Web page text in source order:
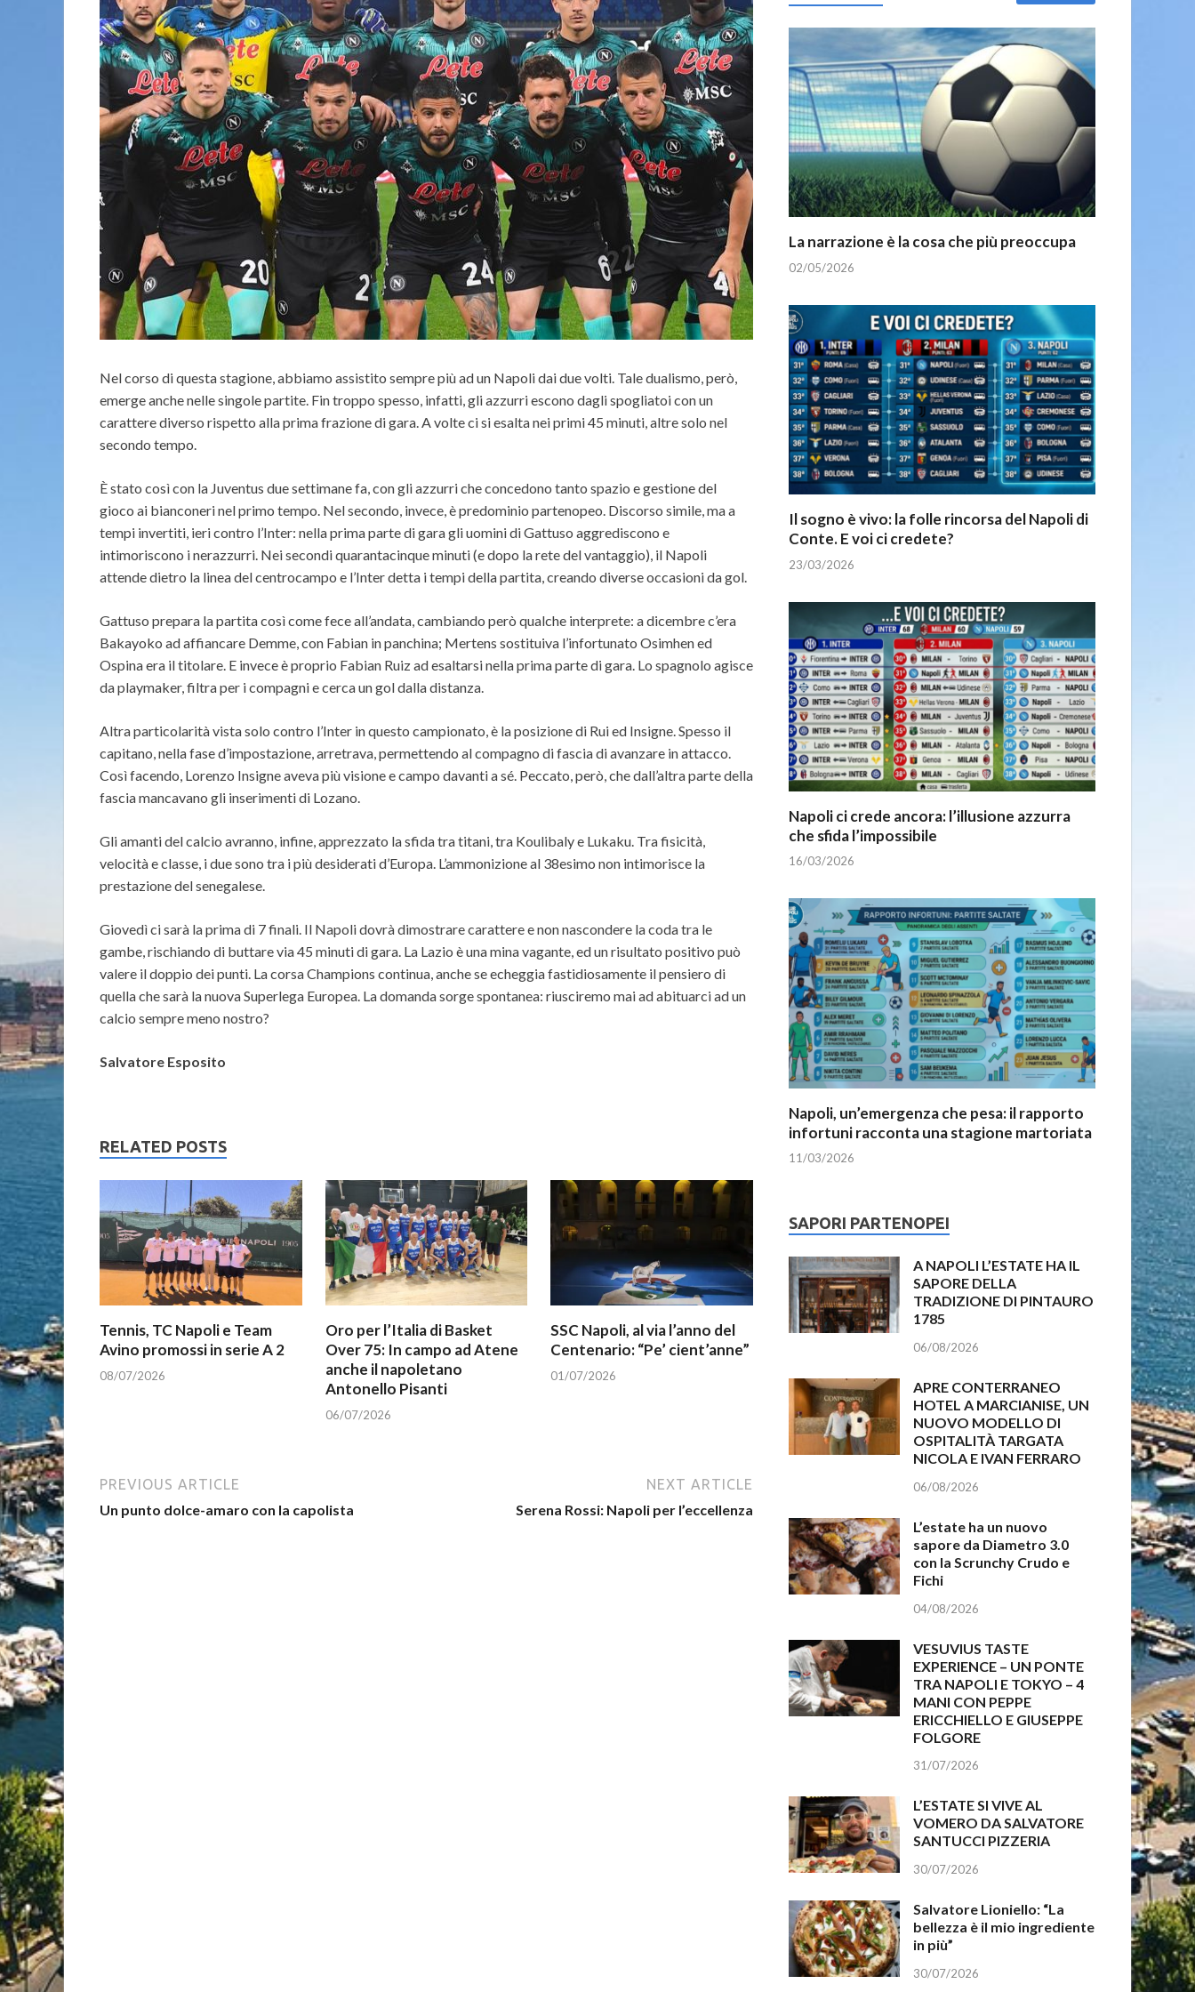
Nel corso di questa stagione, abbiamo assistito sempre più ad un Napoli dai due volti. Tale dualismo, però,
emerge anche nelle singole partite. Fin troppo spesso, infatti, gli azzurri escono dagli spogliatoi con un
carattere diverso rispetto alla prima frazione di gara. A volte ci si esalta nei primi 45 minuti, altre solo nel
secondo tempo.
È stato così con la Juventus due settimane fa, con gli azzurri che concedono tanto spazio e gestione del
gioco ai bianconeri nel primo tempo. Nel secondo, invece, è predominio partenopeo. Discorso simile, ma a
tempi invertiti, ieri contro l’Inter: nella prima parte di gara gli uomini di Gattuso aggrediscono e
intimoriscono i nerazzurri. Nei secondi quarantacinque minuti (e dopo la rete del vantaggio), il Napoli
attende dietro la linea del centrocampo e l’Inter detta i tempi della partita, creando diverse occasioni da gol.
Gattuso prepara la partita così come fece all’andata, cambiando però qualche interprete: a dicembre c’era
Bakayoko ad affiancare Demme, con Fabian in panchina; Mertens sostituiva l’infortunato Osimhen ed
Ospina era il titolare. E invece è proprio Fabian Ruiz ad esaltarsi nella prima parte di gara. Lo spagnolo agisce
da playmaker, filtra per i compagni e cerca un gol dalla distanza.
Altra particolarità vista solo contro l’Inter in questo campionato, è la posizione di Rui ed Insigne. Spesso il
capitano, nella fase d’impostazione, arretrava, permettendo al compagno di fascia di avanzare in attacco.
Così facendo, Lorenzo Insigne aveva più visione e campo davanti a sé. Peccato, però, che dall’altra parte della
fascia mancavano gli inserimenti di Lozano.
Gli amanti del calcio avranno, infine, apprezzato la sfida tra titani, tra Koulibaly e Lukaku. Tra fisicità,
velocità e classe, i due sono tra i più desiderati d’Europa. L’ammonizione al 38esimo non intimorisce la
prestazione del senegalese.
Giovedì ci sarà la prima di 7 finali. Il Napoli dovrà dimostrare carattere e non nascondere la coda tra le
gambe, rischiando di buttare via 45 minuti di gara. La Lazio è una mina vagante, ed un risultato positivo può
valere il doppio dei punti. La corsa Champions continua, anche se echeggia fastidiosamente il pensiero di
quella che sarà la nuova Superlega Europea. La domanda sorge spontanea: riusciremo mai ad abituarci ad un
calcio sempre meno nostro?
Salvatore Esposito
RELATED POSTS
Tennis, TC Napoli e Team
Avino promossi in serie A 2
08/07/2026
Oro per l’Italia di Basket
Over 75: In campo ad Atene
anche il napoletano
Antonello Pisanti
06/07/2026
SSC Napoli, al via l’anno del
Centenario: “Pe’ cient’anne”
01/07/2026
PREVIOUS ARTICLE
Un punto dolce-amaro con la capolista
NEXT ARTICLE
Serena Rossi: Napoli per l’eccellenza
La narrazione è la cosa che più preoccupa
02/05/2026
Il sogno è vivo: la folle rincorsa del Napoli di
Conte. E voi ci credete?
23/03/2026
Napoli ci crede ancora: l’illusione azzurra
che sfida l’impossibile
16/03/2026
Napoli, un’emergenza che pesa: il rapporto
infortuni racconta una stagione martoriata
11/03/2026
SAPORI PARTENOPEI
A NAPOLI L’ESTATE HA IL
SAPORE DELLA
TRADIZIONE DI PINTAURO
1785
06/08/2026
APRE CONTERRANEO
HOTEL A MARCIANISE, UN
NUOVO MODELLO DI
OSPITALITÀ TARGATA
NICOLA E IVAN FERRARO
06/08/2026
L’estate ha un nuovo
sapore da Diametro 3.0
con la Scrunchy Crudo e
Fichi
04/08/2026
VESUVIUS TASTE
EXPERIENCE – UN PONTE
TRA NAPOLI E TOKYO – 4
MANI CON PEPPE
ERICCHIELLO E GIUSEPPE
FOLGORE
31/07/2026
L’ESTATE SI VIVE AL
VOMERO DA SALVATORE
SANTUCCI PIZZERIA
30/07/2026
Salvatore Lioniello: “La
bellezza è il mio ingrediente
in più”
30/07/2026